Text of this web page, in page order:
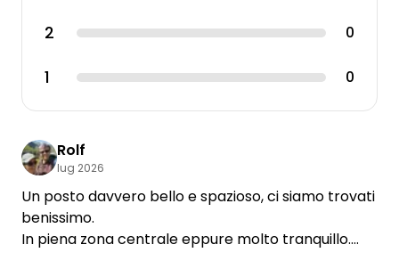
2 0
1 0
Rolf
lug 2026
Un posto davvero bello e spazioso, ci siamo trovati
benissimo.
In piena zona centrale eppure molto tranquillo.